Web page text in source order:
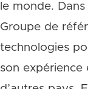
le monde.
Groupe de
technologies
son expérience